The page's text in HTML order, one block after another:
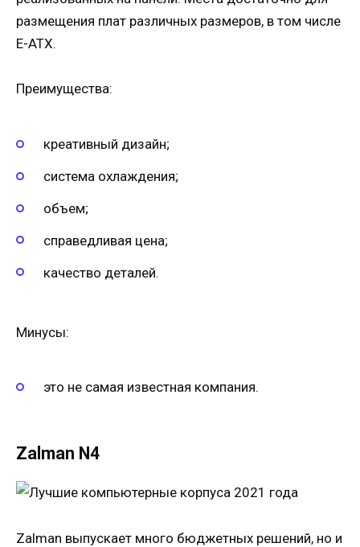
размещения плат различных размеров, в том числе
E-ATX.
Преимущества:
креативный дизайн;
система охлаждения;
объем;
справедливая цена;
качество деталей.
Минусы:
это не самая известная компания.
Zalman N4
Zalman выпускает много бюджетных решений, но и